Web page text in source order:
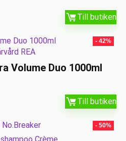
Till butiken
- 42%
REA
Volume Duo 1000ml
Till butiken
- 50%